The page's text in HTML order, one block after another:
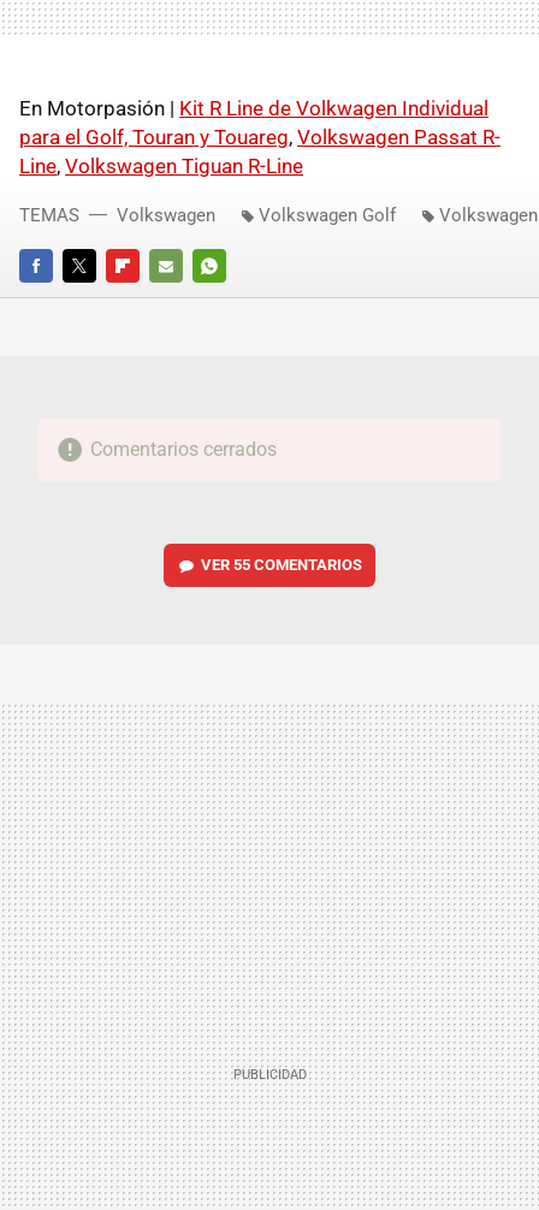
En Motorpasión | Kit R Line de Volkwagen Individual
para el Golf, Touran y Touareg, Volkswagen Passat R-
Line, Volkswagen Tiguan R-Line
FACEBOOKTWITTERFLIPBOARD
E-
WHATSAPP
TEMAS Volkswagen Volkswagen Golf
Comentarios cerrados
VER 55 COMENTARIOS